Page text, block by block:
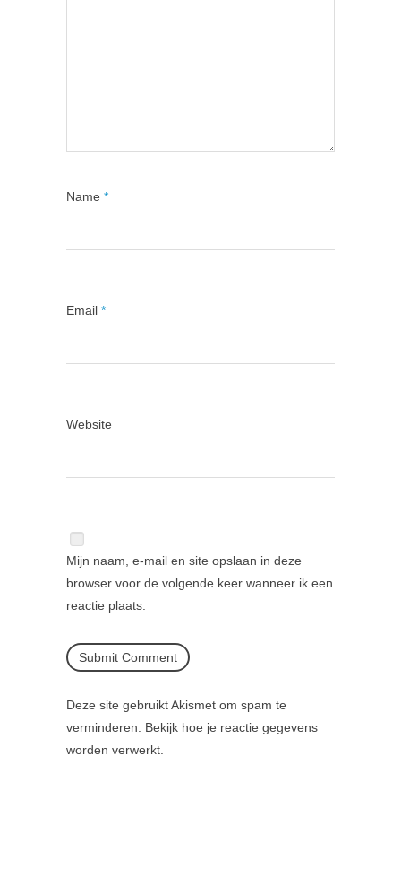
Name *
Email *
Website
Mijn naam, e-mail en site opslaan in deze
browser voor de volgende keer wanneer ik een
reactie plaats.
Deze site gebruikt Akismet om spam te
verminderen. Bekijk hoe je reactie gegevens
worden verwerkt